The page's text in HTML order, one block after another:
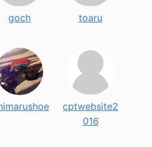
goch toaru
cptwebsite2
016